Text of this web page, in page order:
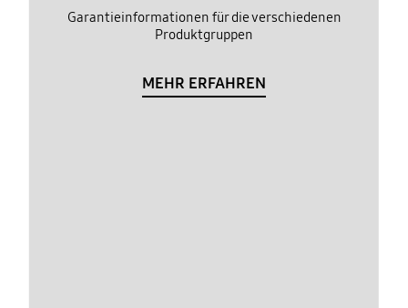
Garantieinformationen für die verschiedenen
Produktgruppen
MEHR ERFAHREN